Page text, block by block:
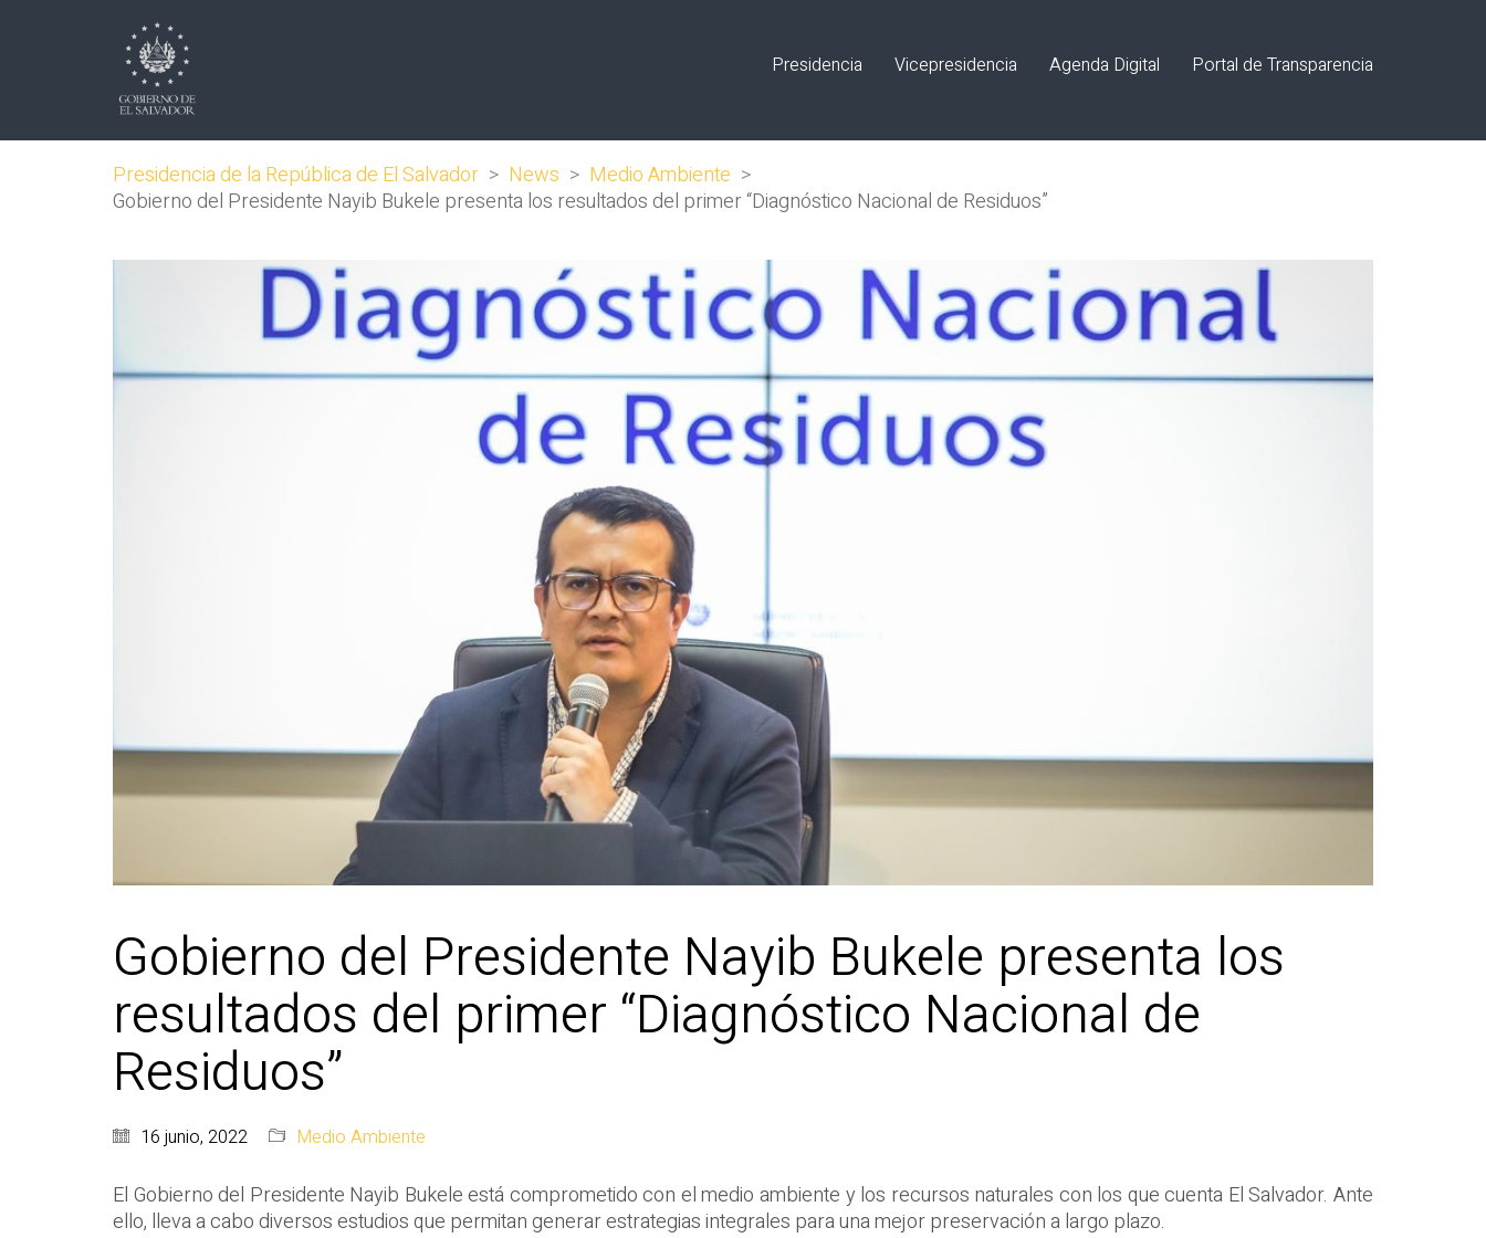
Presidencia Vicepresidencia Agenda Digital Portal de Transparencia
Presidencia de la República de El Salvador > News > Medio Ambiente >
Gobierno del Presidente Nayib Bukele presenta los resultados del primer “Diagnóstico Nacional de Residuos”
Gobierno del Presidente Nayib Bukele presenta los
resultados del primer “Diagnóstico Nacional de
Residuos”
16 junio, 2022 Medio Ambiente
El Gobierno del Presidente Nayib Bukele está comprometido con el medio ambiente y los recursos naturales con los que cuenta El Salvador. Ante
ello, lleva a cabo diversos estudios que permitan generar estrategias integrales para una mejor preservación a largo plazo.